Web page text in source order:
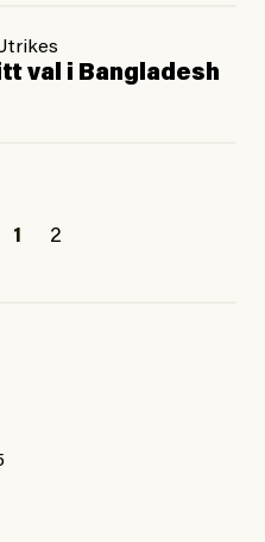
val i Bangladesh
1 2